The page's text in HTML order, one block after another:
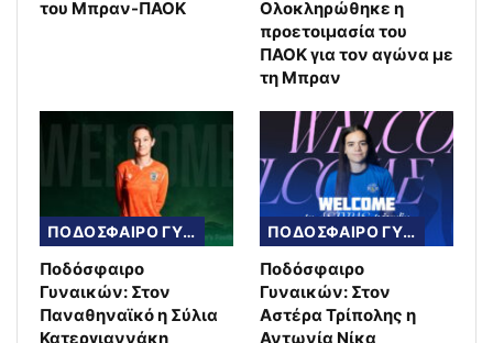
του Μπραν-ΠΑΟΚ
Ολοκληρώθηκε η
προετοιμασία του
ΠΑΟΚ για τον αγώνα με
τη Μπραν
ΠΟΔΟΣΦΑΙΡΟ ΓΥΝΑΙΚΩΝ
Ποδόσφαιρο
Γυναικών: Στον
Παναθηναϊκό η Σύλια
Κατεργιαννάκη
ΠΟΔΟΣΦΑΙΡΟ ΓΥΝΑΙΚΩΝ
Ποδόσφαιρο
Γυναικών: Στον
Αστέρα Τρίπολης η
Αντωνία Νίκα